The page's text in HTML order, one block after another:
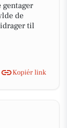
gentager
de
til
Kopiér link